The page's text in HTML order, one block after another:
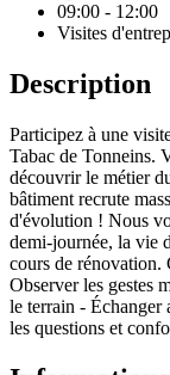
09:00 - 12:00
Visites
Description
Participez à une
Tabac de Tonneins.
découvrir le métier
bâtiment recrute
d'évolution ! Nous
demi-journée, la vie
cours de rénovation.
Observer les gestes
le terrain - Échanger
les questions et